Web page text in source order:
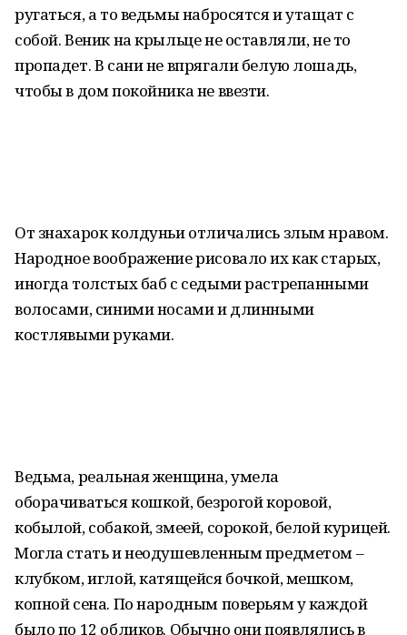
ругаться, а то ведьмы набросятся и утащат с
собой. Веник на крыльце не оставляли, не то
пропадет. В сани не впрягали белую лошадь,
чтобы в дом покойника не ввезти.
От знахарок колдуньи отличались злым нравом.
Народное воображение рисовало их как старых,
иногда толстых баб с седыми растрепанными
волосами, синими носами и длинными
костлявыми руками.
Ведьма, реальная женщина, умела
оборачиваться кошкой, безрогой коровой,
кобылой, собакой, змеей, сорокой, белой курицей.
Могла стать и неодушевленным предметом –
клубком, иглой, катящейся бочкой, мешком,
копной сена. По народным поверьям у каждой
было по 12 обликов. Обычно они появлялись в